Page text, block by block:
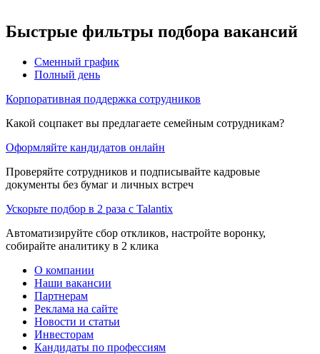
Быстрые фильтры подбора вакансий
Сменный график
Полный день
Корпоративная поддержка сотрудников
Какой соцпакет вы предлагаете семейным сотрудникам?
Оформляйте кандидатов онлайн
Проверяйте сотрудников и подписывайте кадровые
документы без бумаг и личных встреч
Ускорьте подбор в 2 раза с Talantix
Автоматизируйте сбор откликов, настройте воронку,
собирайте аналитику в 2 клика
О компании
Наши вакансии
Партнерам
Реклама на сайте
Новости и статьи
Инвесторам
Кандидаты по профессиям